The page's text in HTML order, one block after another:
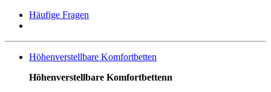
Häufige Fragen
Höhenverstellbare Komfortbetten
Höhenverstellbare Komfortbettenn